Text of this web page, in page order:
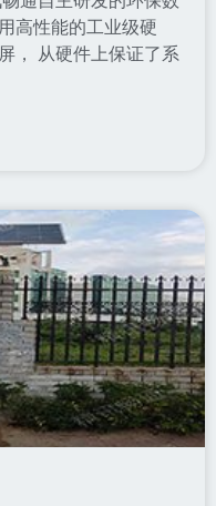
高性能的工业级硬
， 从硬件上保证了系